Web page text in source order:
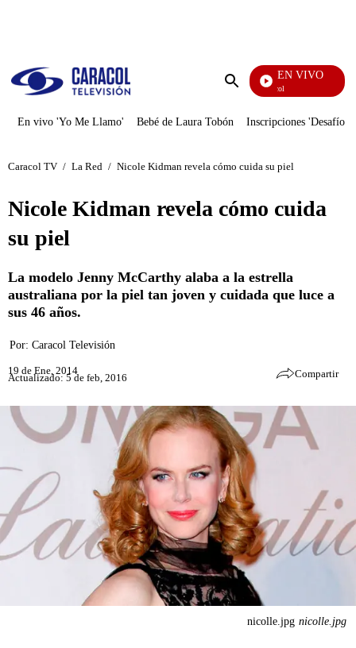
Enviar
EN VIVO
Noticias Caracol
En vivo 'Yo Me Llamo' Bebé de Laura Tobón Inscripciones 'Desafío'
Caracol TV / La Red / Nicole Kidman revela cómo cuida su piel
Nicole Kidman revela cómo cuida
su piel
La modelo Jenny McCarthy alaba a la estrella
australiana por la piel tan joven y cuidada que luce a
sus 46 años.
Por: Caracol Televisión
19 de Ene, 2014
Actualizado: 5 de feb, 2016 Compartir
nicolle.jpg nicolle.jpg